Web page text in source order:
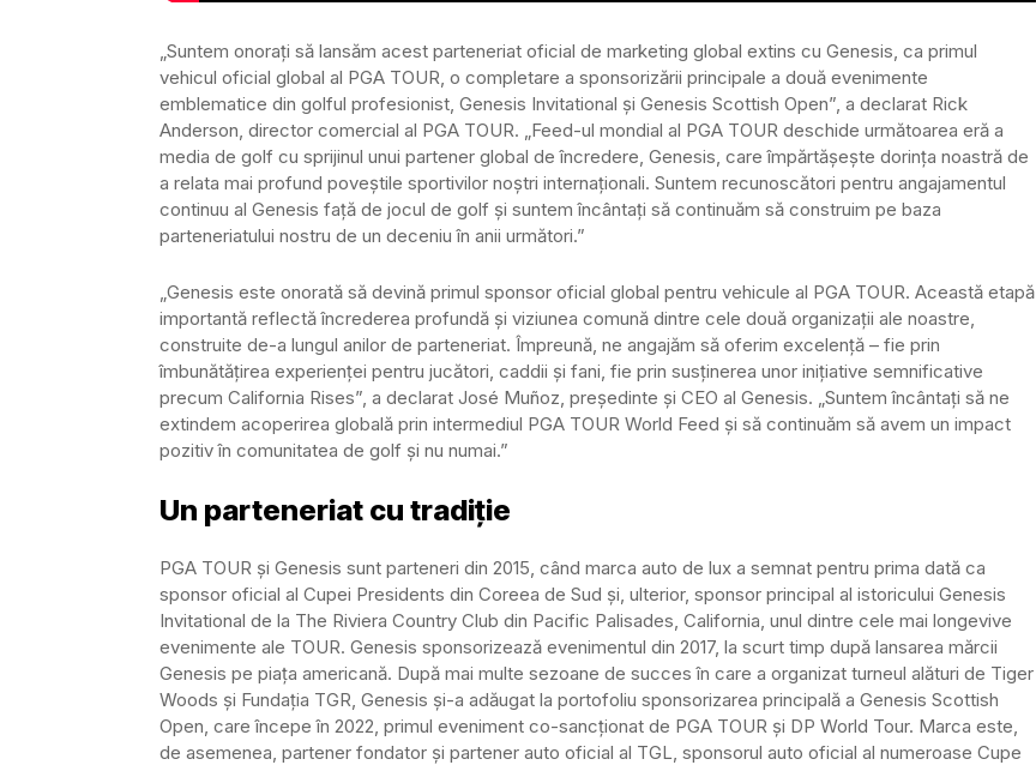
„Suntem onorați să lansăm acest parteneriat oficial de marketing global extins cu Genesis, ca primul
vehicul oficial global al PGA TOUR, o completare a sponsorizării principale a două evenimente
emblematice din golful profesionist, Genesis Invitational și Genesis Scottish Open”, a declarat Rick
Anderson, director comercial al PGA TOUR. „Feed-ul mondial al PGA TOUR deschide următoarea eră a
media de golf cu sprijinul unui partener global de încredere, Genesis, care împărtășește dorința noastră de
a relata mai profund poveștile sportivilor noștri internaționali. Suntem recunoscători pentru angajamentul
continuu al Genesis față de jocul de golf și suntem încântați să continuăm să construim pe baza
parteneriatului nostru de un deceniu în anii următori.”
„Genesis este onorată să devină primul sponsor oficial global pentru vehicule al PGA TOUR. Această etapă
importantă reflectă încrederea profundă și viziunea comună dintre cele două organizații ale noastre,
construite de-a lungul anilor de parteneriat. Împreună, ne angajăm să oferim excelență – fie prin
îmbunătățirea experienței pentru jucători, caddii și fani, fie prin susținerea unor inițiative semnificative
precum California Rises”, a declarat José Muñoz, președinte și CEO al Genesis. „Suntem încântați să ne
extindem acoperirea globală prin intermediul PGA TOUR World Feed și să continuăm să avem un impact
pozitiv în comunitatea de golf și nu numai.”
Un parteneriat cu tradiție
PGA TOUR și Genesis sunt parteneri din 2015, când marca auto de lux a semnat pentru prima dată ca
sponsor oficial al Cupei Presidents din Coreea de Sud și, ulterior, sponsor principal al istoricului Genesis
Invitational de la The Riviera Country Club din Pacific Palisades, California, unul dintre cele mai longevive
evenimente ale TOUR. Genesis sponsorizează evenimentul din 2017, la scurt timp după lansarea mărcii
Genesis pe piața americană. După mai multe sezoane de succes în care a organizat turneul alături de Tiger
Woods și Fundația TGR, Genesis și-a adăugat la portofoliu sponsorizarea principală a Genesis Scottish
Open, care începe în 2022, primul eveniment co-sancționat de PGA TOUR și DP World Tour. Marca este,
de asemenea, partener fondator și partener auto oficial al TGL, sponsorul auto oficial al numeroase Cupe